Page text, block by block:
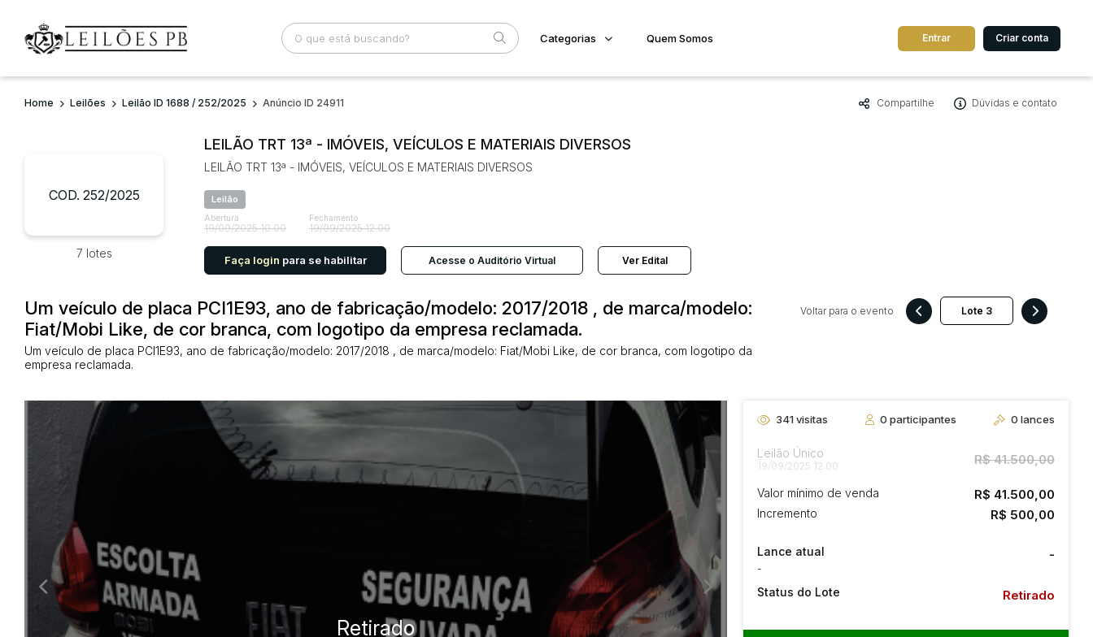
Busca por palavra-chave Categoria Cidade
Comitente
Categorias
Veículos
Motos
Quem Somos
Fale Conosco
Entrar Criar conta
Home Leilões Leilão ID 1688 / 252/2025 Anúncio ID 24911 Compartilhe Dúvidas e contato
COD. 252/2025
7 lotes
LEILÃO TRT 13ª - IMÓVEIS, VEÍCULOS E MATERIAIS DIVERSOS
LEILÃO TRT 13ª - IMÓVEIS, VEÍCULOS E MATERIAIS DIVERSOS
Leilão
Abertura
19/09/2025 10:00
Fechamento
19/09/2025 12:00
Faça login para se habilitar Acesse o Auditório Virtual Ver Edital
Um veículo de placa PCI1E93, ano de fabricação/modelo: 2017/2018 , de marca/modelo:
Fiat/Mobi Like, de cor branca, com logotipo da empresa reclamada.
Um veículo de placa PCI1E93, ano de fabricação/modelo: 2017/2018 , de marca/modelo: Fiat/Mobi Like, de cor branca, com logotipo da
empresa reclamada.
Voltar para o evento
341visitas 0 participantes 0 lances
Leilão Único
19/09/2025 12:00 R$ 41.500,00
Valor mínimo de venda R$ 41.500,00
Incremento R$ 500,00
Lance atual
-
-
Status do Lote Retirado